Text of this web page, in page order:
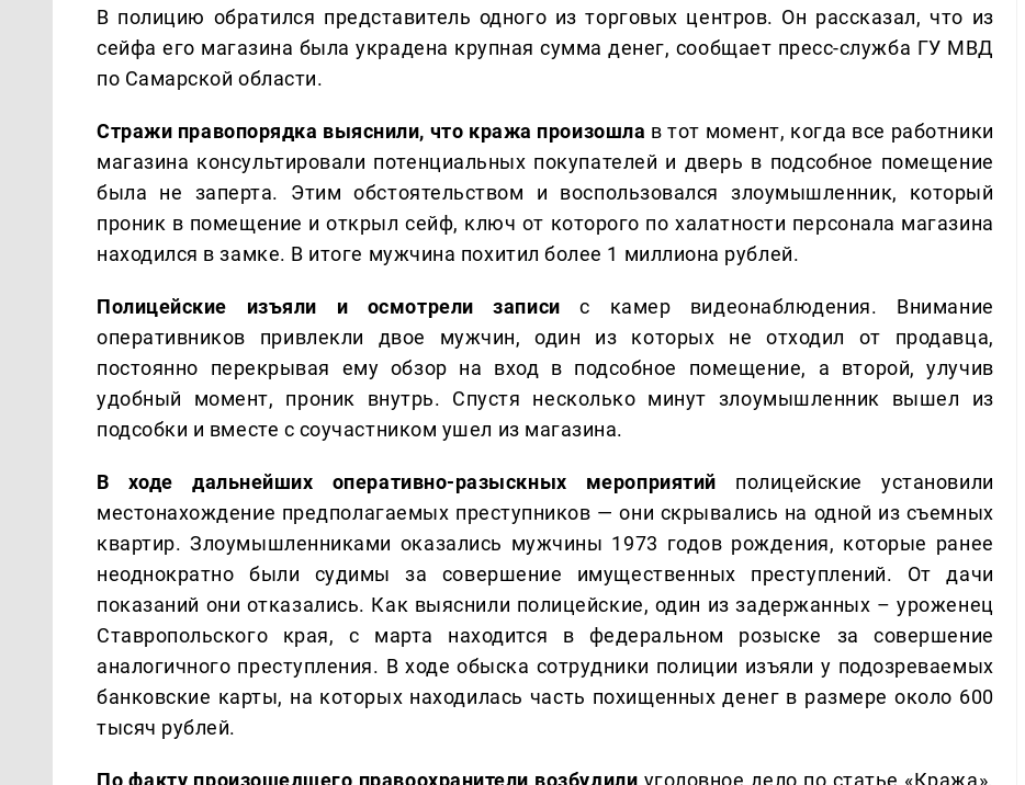
В полицию обратился представитель одного из торговых центров. Он рассказал, что из
сейфа его магазина была украдена крупная сумма денег, сообщает пресс-служба ГУ МВД
по Самарской области.
Стражи правопорядка выяснили, что кража произошла в тот момент, когда все работники
магазина консультировали потенциальных покупателей и дверь в подсобное помещение
была не заперта. Этим обстоятельством и воспользовался злоумышленник, который
проник в помещение и открыл сейф, ключ от которого по халатности персонала магазина
находился в замке. В итоге мужчина похитил более 1 миллиона рублей.
Полицейские изъяли и осмотрели записи с камер видеонаблюдения. Внимание
оперативников привлекли двое мужчин, один из которых не отходил от продавца,
постоянно перекрывая ему обзор на вход в подсобное помещение, а второй, улучив
удобный момент, проник внутрь. Спустя несколько минут злоумышленник вышел из
подсобки и вместе с соучастником ушел из магазина.
В ходе дальнейших оперативно-разыскных мероприятий полицейские установили
местонахождение предполагаемых преступников — они скрывались на одной из съемных
квартир. Злоумышленниками оказались мужчины 1973 годов рождения, которые ранее
неоднократно были судимы за совершение имущественных преступлений. От дачи
показаний они отказались. Как выяснили полицейские, один из задержанных – уроженец
Ставропольского края, с марта находится в федеральном розыске за совершение
аналогичного преступления. В ходе обыска сотрудники полиции изъяли у подозреваемых
банковские карты, на которых находилась часть похищенных денег в размере около 600
тысяч рублей.
По факту произошедшего правоохранители возбудили уголовное дело по статье «Кража».